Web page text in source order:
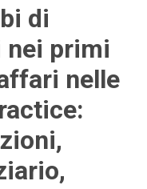
di
nei primi
nelle